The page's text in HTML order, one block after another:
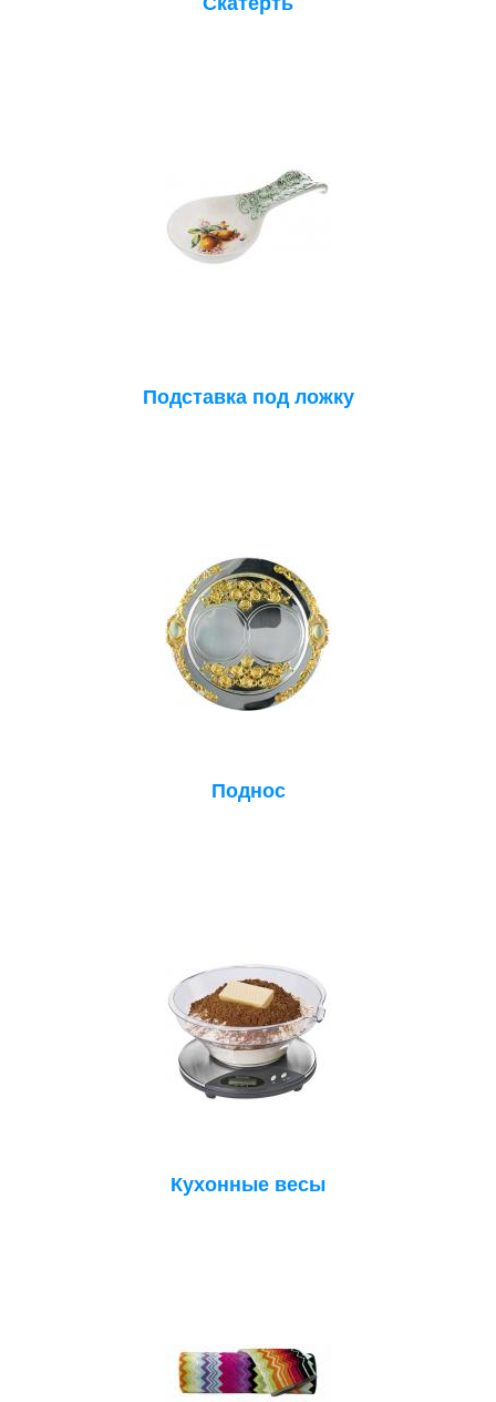
Подставка под ложку
Поднос
Кухонные весы